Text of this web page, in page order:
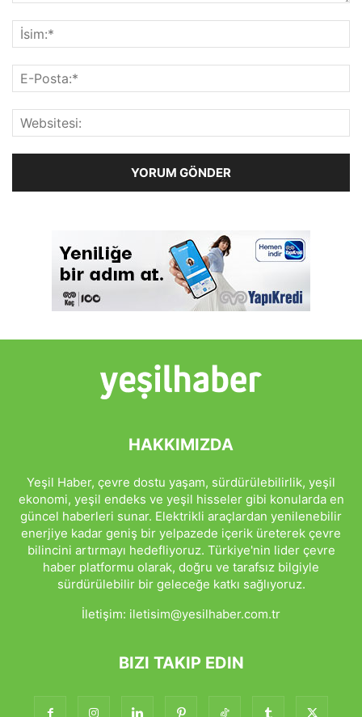
HAKKIMIZDA
Yeşil Haber, çevre dostu yaşam, sürdürülebilirlik, yeşil
ekonomi, yeşil endeks ve yeşil hisseler gibi konularda en
güncel haberleri sunar. Elektrikli araçlardan yenilenebilir
enerjiye kadar geniş bir yelpazede içerik üreterek çevre
bilincini artırmayı hedefliyoruz. Türkiye'nin lider çevre
haber platformu olarak, doğru ve tarafsız bilgiyle
sürdürülebilir bir geleceğe katkı sağlıyoruz.
İletişim: iletisim@yesilhaber.com.tr
BIZI TAKIP EDIN